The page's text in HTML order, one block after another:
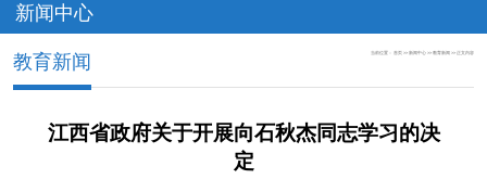
新闻中心
教育新闻 当前位置： 首页>> 新闻中心>> 教育新闻>> 正文内容
江西省政府关于开展向石秋杰同志学习的决
定